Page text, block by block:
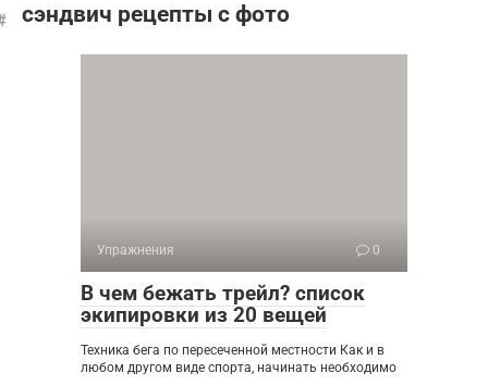
сэндвич рецепты с фото
Упражнения 0
В чем бежать трейл? cписок
экипировки из 20 вещей
Техника бега по пересеченной местности Как и в
любом другом виде спорта, начинать необходимо